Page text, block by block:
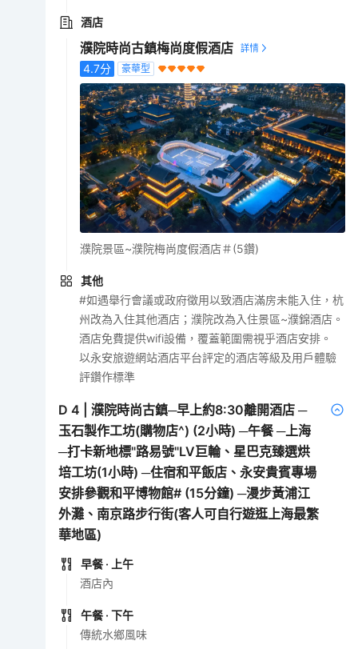
酒店
濮院時尚古鎮梅尚度假酒店
4.7分 豪華型
濮院景區~濮院梅尚度假酒店＃(5鑽)
其他
#如遇舉行會議或政府徵用以致酒店滿房未能入住，杭
州改為入住其他酒店；濮院改為入住景區~濮錦酒店。
酒店免費提供wifi設備，覆蓋範圍需視乎酒店安排。
以永安旅遊網站酒店平台評定的酒店等級及用戶體驗
評鑽作標準
D4 |濮院時尚古鎮─早上約8:30離開酒店 ─
玉石製作工坊(購物店^) (2小時) ─午餐 ─上海
─打卡新地標"路易號"LV巨輪、星巴克臻選烘
培工坊(1小時) ─住宿和平飯店、永安貴賓專場
安排參觀和平博物館# (15分鐘) ─漫步黃浦江
外灘、南京路步行街(客人可自行遊逛上海最繁
華地區)
早餐 · 上午
酒店內
午餐 · 下午
傳統水鄉風味